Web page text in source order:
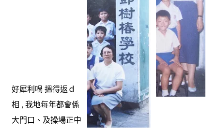
好犀利喎 搵得返ｄ
相 , 我地每年都會係
大門口、及操場正中